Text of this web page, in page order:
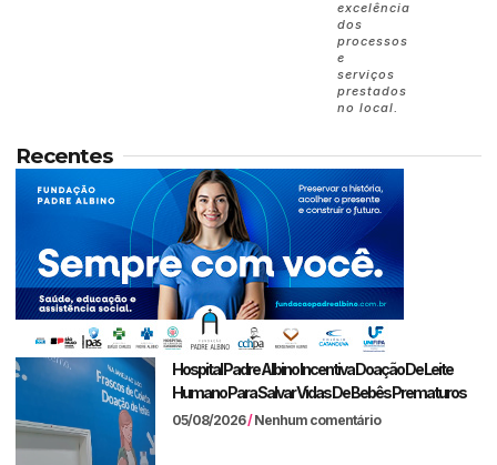
excelência
dos
processos
e
serviços
prestados
no local.
Recentes
Hospital Padre Albino Incentiva Doação De Leite
Humano Para Salvar Vidas De Bebês Prematuros
05/08/2026 Nenhum comentário